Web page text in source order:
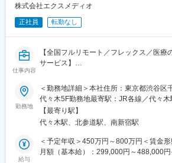
■医療用医薬品の製品情報概要
■効果効能や臨床試験等のパンフレット
■座談会等の記録集
■MRの研修テキスト
■患者向け説明冊子
■Webサイトをはじめとする各種デジタ
企画制作部は20名程度の部署になります
っており、1チームにつき5～7名で構成
ら転職してきた方が多くいらっしゃり、
フが揃っています。
【キャリアパス】
ゆくゆくは販促資材の企画立案もお任せ
株式会社エクスメディオ
正社員 転勤なし
仕事内容
【全国フルリモート／フレックス／医療
サービス】
医師専用Webサービス・アプリを運営す
ラ」のUI/UXデザイナーをお任せします。
■業務内容：
医師という専門性の高いユーザーに向き
ケティング・ブランディングまで横断的
す。PM・開発ディレクター・エンジニア
勤務地
＜勤務地詳細＞本社住所：東京都渋谷区
代々木5F勤務地最寄駅：JR各線／代々
面禁煙変更の範囲：会社の定める事業所
【最寄り駅】
代々木駅、北参道駅、南新宿駅
給与
＜予定年収＞450万円～800万円＜賃金
月額（基本給）：299,000円～488,000円